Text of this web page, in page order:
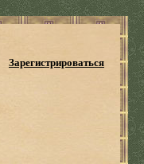
Зарегистрироваться